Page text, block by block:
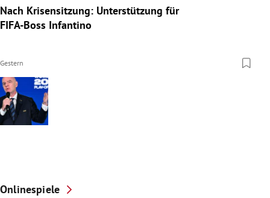
Nach Krisensitzung: Unterstützung für
FIFA-Boss Infantino
Gestern
Onlinespiele